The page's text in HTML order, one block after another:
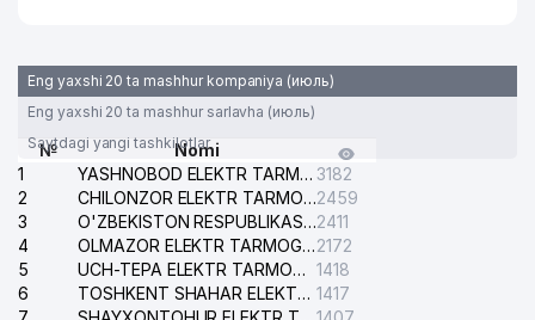
Eng yaxshi 20 ta mashhur kompaniya (июль)
Eng yaxshi 20 ta mashhur sarlavha (июль)
Saytdagi yangi tashkilotlar
№
Nomi
1
YASHNOBOD ELEKTR TARMOG'I NOSOZLIKLARI XIZMATI 3182
2
CHILONZOR ELEKTR TARMOG'I NOSOZLIK XIZMATI2459
3
O'ZBEKISTON RESPUBLIKASI BOSH PROKURATURASI ISHONCH TELEFONI2411
4
OLMAZOR ELEKTR TARMOG'I NOSOZLIKLARI XIZMATI2172
5
UCH-TEPA ELEKTR TARMOG'I NOSOZLIKLARI XIZMATI 1418
6
TOSHKENT SHAHAR ELEKTR TARMOQLARI KORXONASI AJ 1417